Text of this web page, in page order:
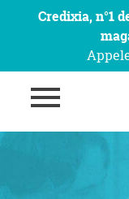
Credixia, n°1